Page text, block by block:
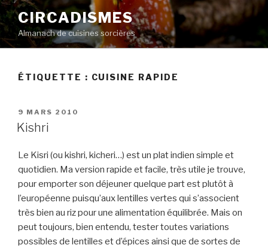
Aller
au
contenu
principal
CIRCADISMES
Almanach de cuisines sorcières
ÉTIQUETTE : CUISINE RAPIDE
PUBLIÉ
LE
9 MARS 2010
Kishri
Le Kisri (ou kishri, kicheri…) est un plat indien simple et
quotidien. Ma version rapide et facile, très utile je trouve,
pour emporter son déjeuner quelque part est plutôt à
l’européenne puisqu’aux lentilles vertes qui s’associent
très bien au riz pour une alimentation équilibrée. Mais on
peut toujours, bien entendu, tester toutes variations
possibles de lentilles et d’épices ainsi que de sortes de